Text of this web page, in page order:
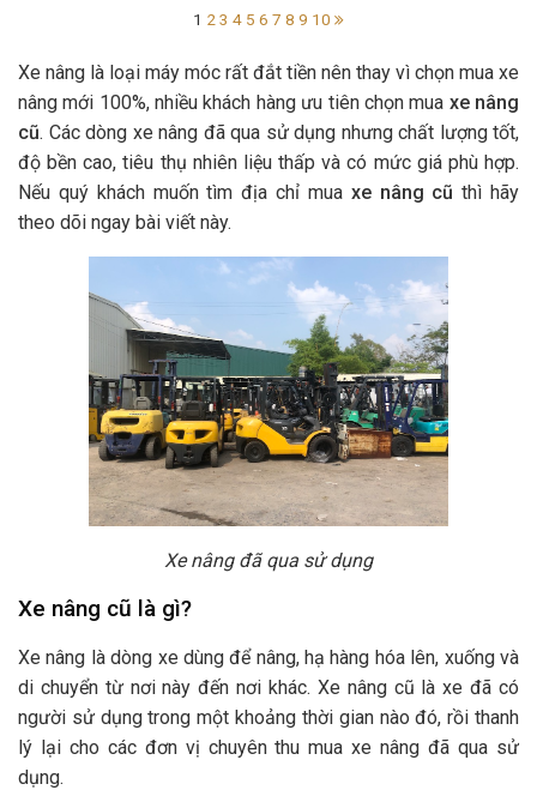
1 2 3 4 5 6 7 8 9 10
Xe nâng là loại máy móc rất đắt tiền nên thay vì chọn mua xe
nâng mới 100%, nhiều khách hàng ưu tiên chọn mua xe nâng
cũ. Các dòng xe nâng đã qua sử dụng nhưng chất lượng tốt,
độ bền cao, tiêu thụ nhiên liệu thấp và có mức giá phù hợp.
Nếu quý khách muốn tìm địa chỉ mua xe nâng cũ thì hãy
theo dõi ngay bài viết này.
Xe nâng đã qua sử dụng
Xe nâng cũ là gì?
Xe nâng là dòng xe dùng để nâng, hạ hàng hóa lên, xuống và
di chuyển từ nơi này đến nơi khác. Xe nâng cũ là xe đã có
người sử dụng trong một khoảng thời gian nào đó, rồi thanh
lý lại cho các đơn vị chuyên thu mua xe nâng đã qua sử
dụng.